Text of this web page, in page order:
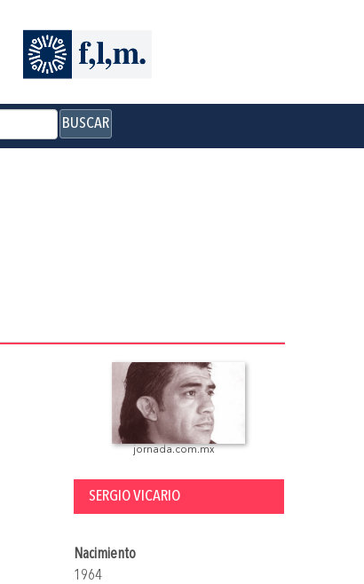
BUSCAR
jornada.com.mx
SERGIO VICARIO
Nacimiento
1964